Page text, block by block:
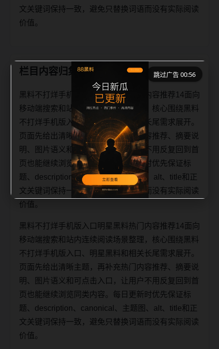
文关键词保持一致，避免只替换词语而没有实际阅读
价值。
栏目内容归集
黑料不打烊手机版入口明星黑料热门内容推荐14面向
移动端搜索和站内连续阅读场景整理，核心围绕黑料
不打烊手机版入口、明星黑料和相关长尾需求展开。
页面先给出清晰主题，再补充热门内容推荐、摘要说
明、图片语义和可点击入口，让用户不用反复回到首
页也能继续浏览同类内容。每日更新时优先保证标
题、description、canonical、主题图、alt、title和正
文关键词保持一致，避免只替换词语而没有实际阅读
价值。
黑料不打烊手机版入口明星黑料热门内容推荐14面向
移动端搜索和站内连续阅读场景整理，核心围绕黑料
不打烊手机版入口、明星黑料和相关长尾需求展开。
页面先给出清晰主题，再补充热门内容推荐、摘要说
明、图片语义和可点击入口，让用户不用反复回到首
页也能继续浏览同类内容。每日更新时优先保证标
题、description、canonical、主题图、alt、title和正
文关键词保持一致，避免只替换词语而没有实际阅读
价值。
跳过广告 00:56